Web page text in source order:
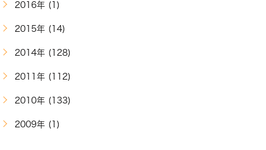
2016年 (1)
2015年 (14)
2014年 (128)
2011年 (112)
2010年 (133)
2009年 (1)